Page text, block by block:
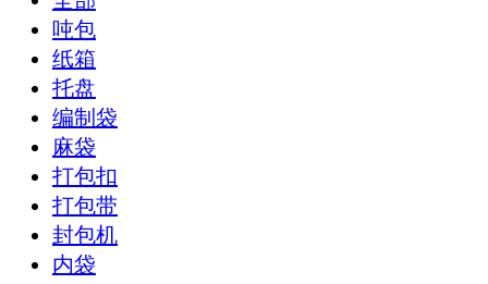
吨包
纸箱
托盘
编制袋
麻袋
打包扣
打包带
封包机
内袋